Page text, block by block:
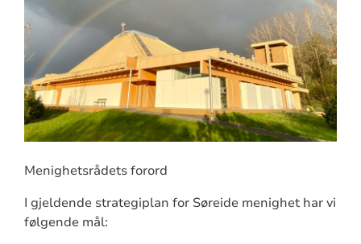
Menighetsrådets forord
I gjeldende strategiplan for Søreide menighet har vi
følgende mål: